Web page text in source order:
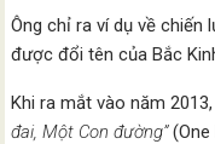
Ông chỉ ra ví dụ về
được đổi tên của Bắc
Khi ra mắt vào năm
đai, Một Con đường”(One